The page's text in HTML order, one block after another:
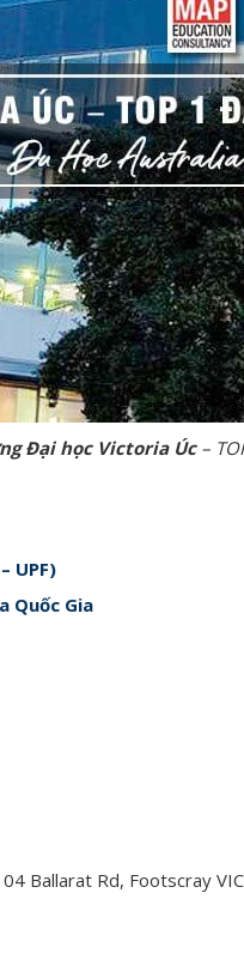
Đại học Victoria Úc–
UPF)
Quốc Gia
Ballarat Rd, Footscray